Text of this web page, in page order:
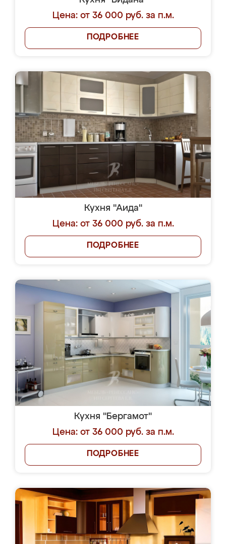
Цена: от 36 000 руб. за п.м.
ПОДРОБНЕЕ
Кухня "Аида"
Цена: от 36 000 руб. за п.м.
ПОДРОБНЕЕ
Кухня "Бергамот"
Цена: от 36 000 руб. за п.м.
ПОДРОБНЕЕ